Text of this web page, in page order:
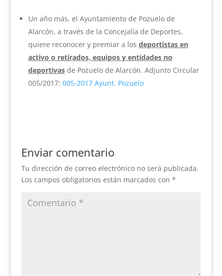
Un año más, el Ayuntamiento de Pozuelo de
Alarcón, a través de la Concejalía de Deportes,
quiere reconocer y premiar a los deportistas en
activo o retirados, equipos y entidades no
deportivasde Pozuelo de Alarcón. Adjunto Circular
005/2017: 005-2017 Ayunt. Pozuelo
Enviar comentario
Tu dirección de correo electrónico no será publicada.
Los campos obligatorios están marcados con *